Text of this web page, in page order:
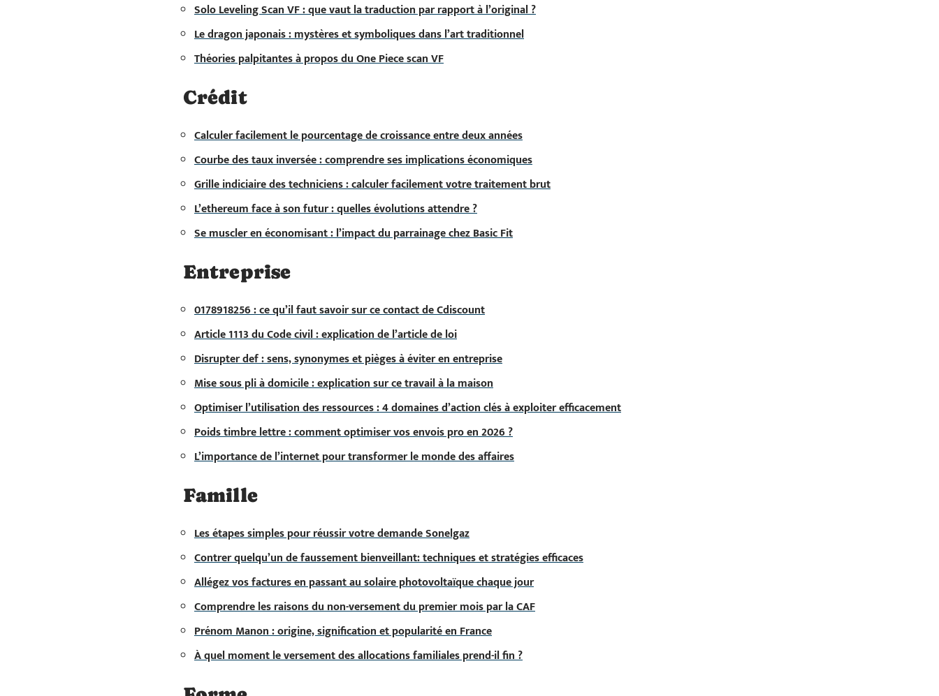
Solo Leveling Scan VF : que vaut la traduction par rapport à l’original ?
Le dragon japonais : mystères et symboliques dans l’art traditionnel
Théories palpitantes à propos du One Piece scan VF
Crédit
Calculer facilement le pourcentage de croissance entre deux années
Courbe des taux inversée : comprendre ses implications économiques
Grille indiciaire des techniciens : calculer facilement votre traitement brut
L’ethereum face à son futur : quelles évolutions attendre ?
Se muscler en économisant : l’impact du parrainage chez Basic Fit
Entreprise
0178918256 : ce qu’il faut savoir sur ce contact de Cdiscount
Article 1113 du Code civil : explication de l’article de loi
Disrupter def : sens, synonymes et pièges à éviter en entreprise
Mise sous pli à domicile : explication sur ce travail à la maison
Optimiser l’utilisation des ressources : 4 domaines d’action clés à exploiter efficacement
Poids timbre lettre : comment optimiser vos envois pro en 2026 ?
L’importance de l’internet pour transformer le monde des affaires
Famille
Les étapes simples pour réussir votre demande Sonelgaz
Contrer quelqu’un de faussement bienveillant: techniques et stratégies efficaces
Allégez vos factures en passant au solaire photovoltaïque chaque jour
Comprendre les raisons du non-versement du premier mois par la CAF
Prénom Manon : origine, signification et popularité en France
À quel moment le versement des allocations familiales prend-il fin ?